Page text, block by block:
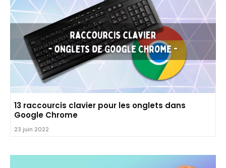
13 raccourcis clavier pour les onglets dans
Google Chrome
23 juin 2022